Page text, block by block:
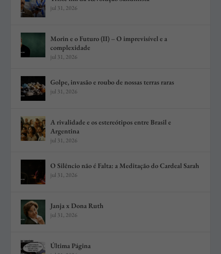
jul 31, 2026
Morin e o Futuro (II) – O imprevisível e a
complexidade
jul 31, 2026
Golpe, invasão e roubo de nossas terras raras
jul 31, 2026
A rivalidade e os estereótipos entre Brasil e
Argentina
jul 31, 2026
O Silêncio não é Falta: a Meditação do Cardeal Sarah
jul 31, 2026
Janja x Dona Ruth
jul 31, 2026
Última Página